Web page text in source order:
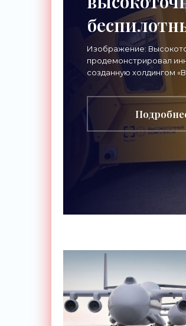
дорожный
«Техника»
Изображение:
продемонстрировал
созданную холдингом
комплексы» —
высокой точности